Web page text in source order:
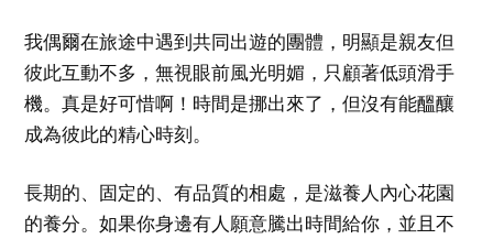
我偶爾在旅途中遇到共同出遊的團體，明顯是親友但
彼此互動不多，無視眼前風光明媚，只顧著低頭滑手
機。真是好可惜啊！時間是挪出來了，但沒有能醞釀
成為彼此的精心時刻。
長期的、固定的、有品質的相處，是滋養人內心花園
的養分。如果你身邊有人願意騰出時間給你，並且不